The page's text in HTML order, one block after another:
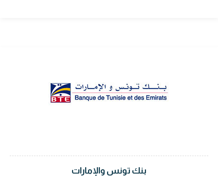
بنك تونس والإمارات